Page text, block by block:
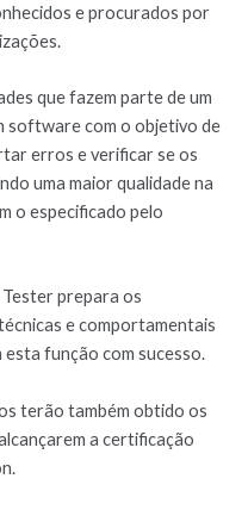
e procurados por
que fazem parte de um
software com o objetivo de
erros e verificar se os
uma maior qualidade na
o especificado pelo
prepara os
e comportamentais
esta função com sucesso.
terão também obtido os
a certificação